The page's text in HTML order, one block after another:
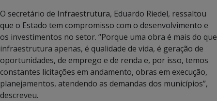
O secretário de Infraestrutura, Eduardo Riedel, ressaltou
que o Estado tem compromisso com o desenvolvimento e
os investimentos no setor. “Porque uma obra é mais do que
infraestrutura apenas, é qualidade de vida, é geração de
oportunidades, de emprego e de renda e, por isso, temos
constantes licitações em andamento, obras em execução,
planejamentos, atendendo as demandas dos municípios”,
descreveu.